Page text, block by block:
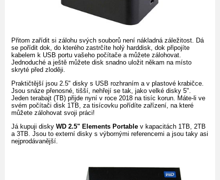
Přitom zařídit si zálohu svých souborů není nákladná záležitost. Dá
se pořídit dok, do kterého zastrčíte holý harddisk, dok připojíte
kabelem k USB portu vašeho počítače a můžete zálohovat.
Jednoduché a ještě můžete disk snadno uložit někam na místo
skryté před zloději.
Praktičtější jsou 2.5" disky s USB rozhraním a v plastové krabičce.
Jsou snáze přenosné, tišší, nehřejí se tak, jako velké disky 5".
Jeden terabajt (TB) přijde nyní v roce 2018 na tisíc korun. Máte-li ve
svém počítači disk 1TB, za tisícovku pořídíte zařízení, na které
můžete zálohovat svoji práci!
Já kupuji disky WD 2.5" Elements Portable v kapacitách 1TB, 2TB
a 3TB. Jsou to externí disky s výbornými referencemi a jsou taky asi
nejprodávanější.